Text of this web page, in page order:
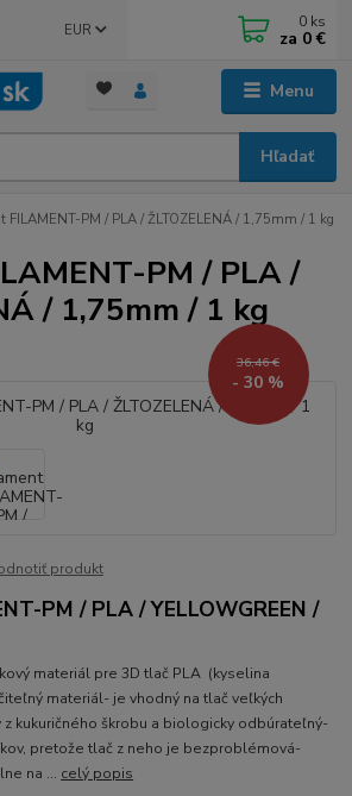
Menu
EUR
Hľadať
0 ks
za 0 €
FILAMENT-PM / PLA / ŽLTOZELENÁ / 1,75mm / 1 kg
PM / PLA /
/ 1,75mm / 1 kg
36,46 €
- 30 %
produkt
PM / PLA / YELLOWGREEN /
materiál pre 3D tlač PLA (kyselina
materiál- je vhodný na tlač veľkých
kukuričného škrobu a biologicky odbúrateľný-
pretože tlač z neho je bezproblémová-
na ... celý popis